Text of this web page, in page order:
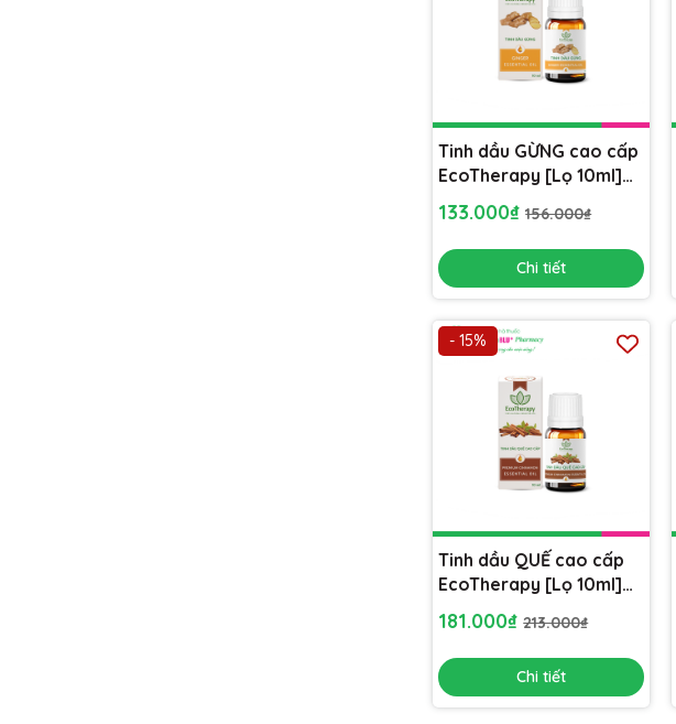
Tinh dầu GỪNG cao cấp
EcoTherapy [Lọ 10ml]
lọc không khí
133.000₫156.000₫
Chi tiết
- 15%
Tinh dầu QUẾ cao cấp
EcoTherapy [Lọ 10ml]
xông phòng, khử mùi,
lọc không khí
181.000₫213.000₫
Chi tiết